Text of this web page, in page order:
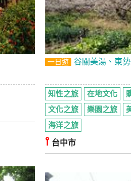
一日遊 谷關美湯、東
知性之旅 在地文化
文化之旅
樂園之旅
海洋之旅
⫯ 台中市